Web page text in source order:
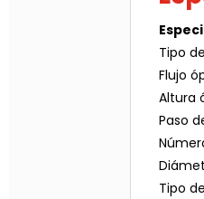
Tipo
Flujo
Altura
Paso
Tipo